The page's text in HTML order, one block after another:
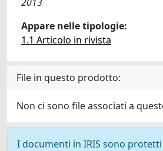
Appare nelle tipologie:
1.1 Articolo in rivista
File in questo prodotto:
Non ci sono file associati a
I documenti in IRIS sono